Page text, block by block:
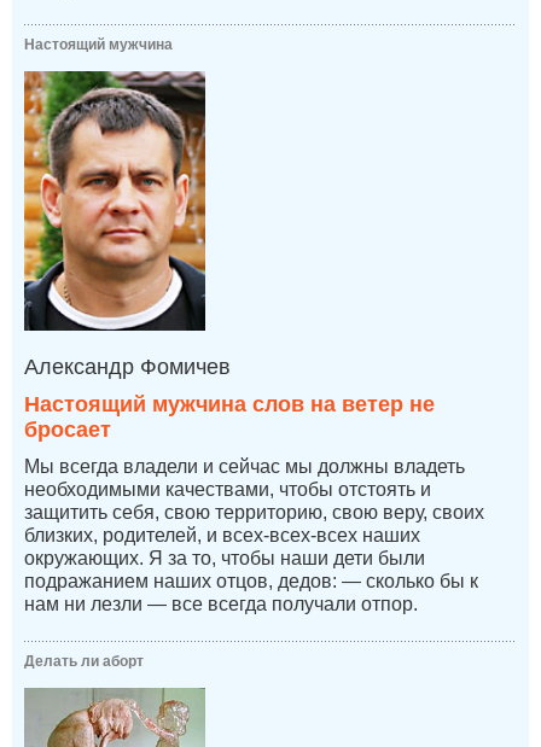
Настоящий мужчина
Александр Фомичев
Настоящий мужчина слов на ветер не
бросает
Мы всегда владели и сейчас мы должны владеть
необходимыми качествами, чтобы отстоять и
защитить себя, свою территорию, свою веру, своих
близких, родителей, и всех-всех-всех наших
окружающих. Я за то, чтобы наши дети были
подражанием наших отцов, дедов: — сколько бы к
нам ни лезли — все всегда получали отпор.
Делать ли аборт